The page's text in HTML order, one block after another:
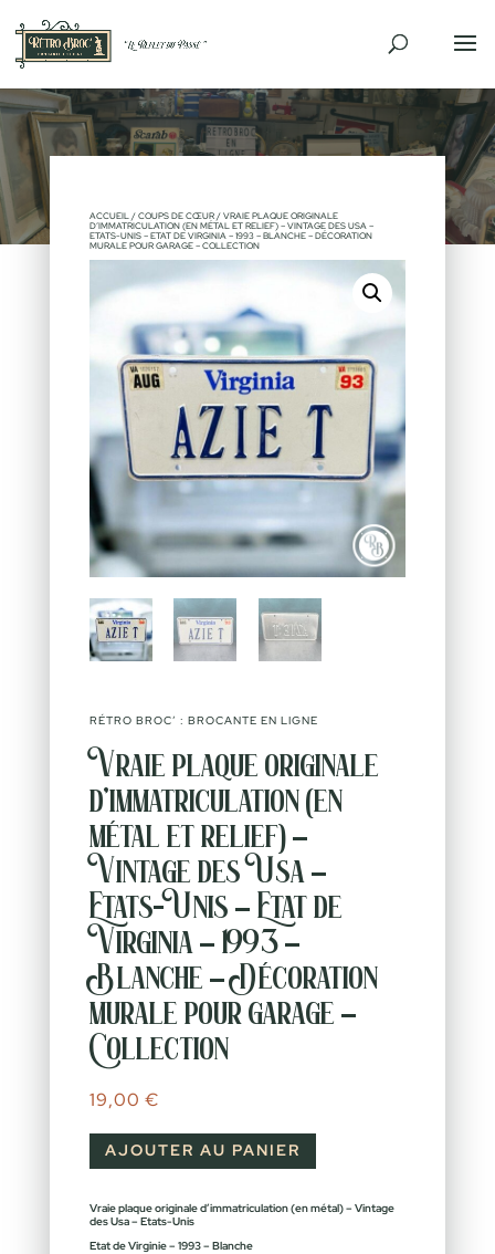
ACCUEIL/ COUPS DE CŒUR/ VRAIE PLAQUE ORIGINALE
D’IMMATRICULATION (EN MÉTAL ET RELIEF) – VINTAGE DES USA –
ETATS-UNIS – ETAT DE VIRGINIA – 1993 – BLANCHE – DÉCORATION
MURALE POUR GARAGE – COLLECTION
RÉTRO BROC’ : BROCANTE EN LIGNE
Vraie plaque originale
d’immatriculation (en
métal et relief) –
Vintage des Usa –
Etats-Unis – Etat de
Virginia – 1993 –
Blanche – Décoration
murale pour garage –
Collection
19,00 €
AJOUTER AU PANIER
Vraie plaque originale d’immatriculation (en métal) – Vintage
des Usa – Etats-Unis
Etat de Virginie – 1993 – Blanche